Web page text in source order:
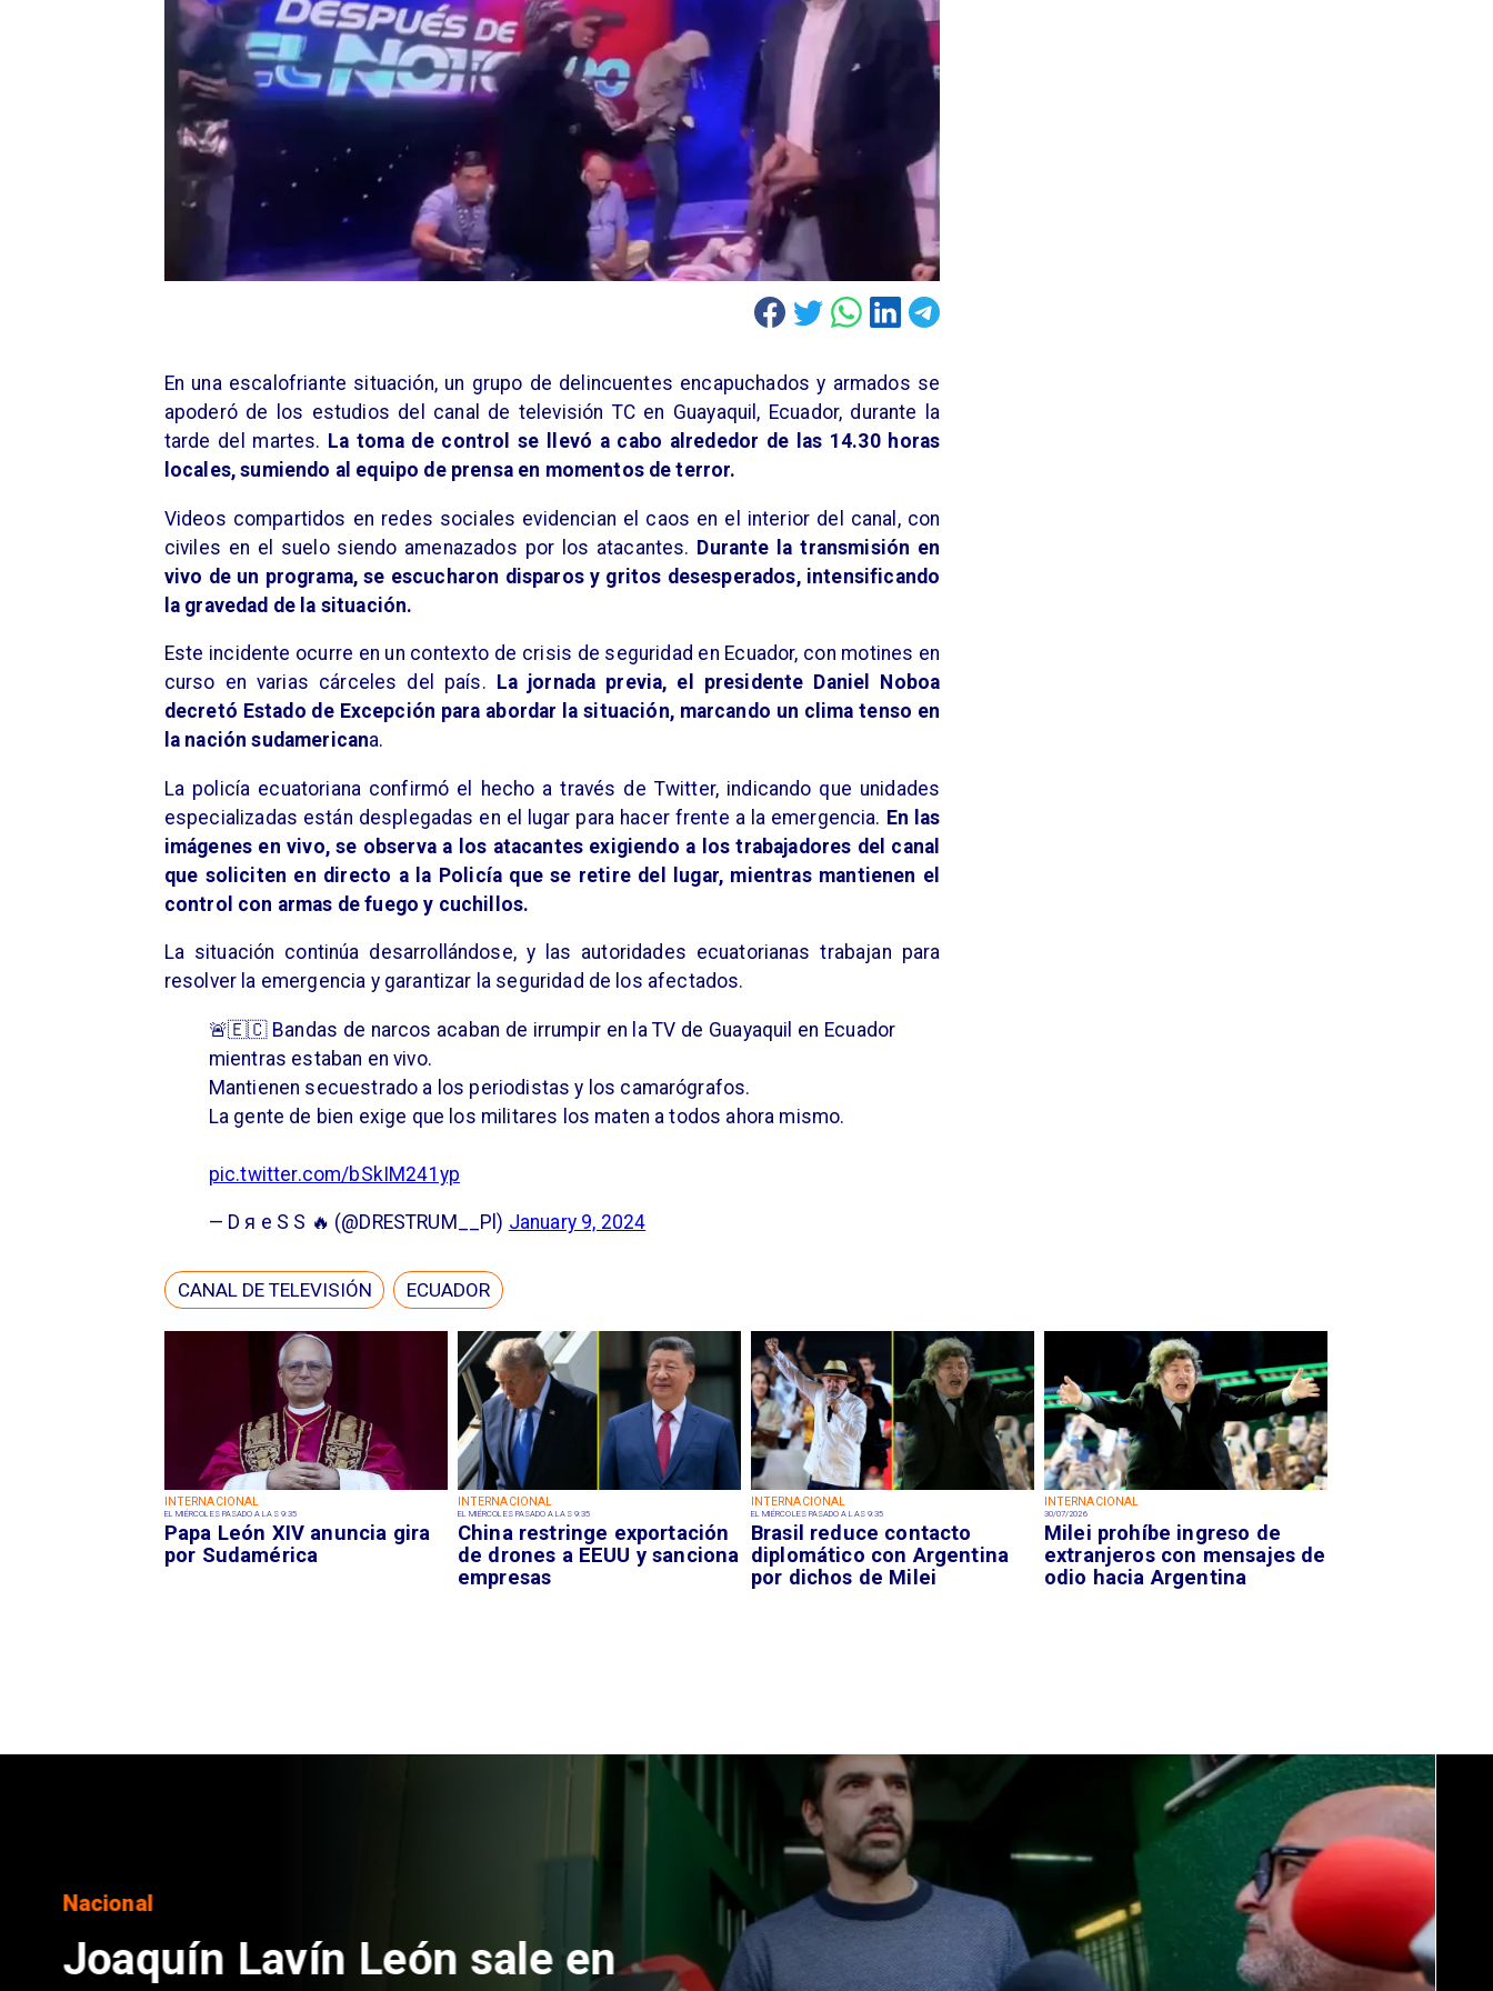
INTERNACIONAL
EL MIÉRCOLES PASADO A LAS 9:35
Papa León XIV anuncia gira
por Sudamérica
INTERNACIONAL
EL MIÉRCOLES PASADO A LAS 9:35
China restringe exportación
de drones a EEUU y sanciona
empresas
INTERNACIONAL
EL MIÉRCOLES PASADO A LAS 9:35
Brasil reduce contacto
diplomático con Argentina
por dichos de Milei
INTERNACIONAL
30/07/2026
Milei prohíbe ingreso de
extranjeros con mensajes de
odio hacia Argentina
En una escalofriante situación, un grupo de delincuentes encapuchados y armados se
apoderó de los estudios del canal de televisión TC en Guayaquil, Ecuador, durante la
tarde del martes. La toma de control se llevó a cabo alrededor de las 14.30 horas
locales, sumiendo al equipo de prensa en momentos de terror.
​Videos compartidos en redes sociales evidencian el caos en el interior del canal, con
civiles en el suelo siendo amenazados por los atacantes. Durante la transmisión en
vivo de un programa, se escucharon disparos y gritos desesperados, intensificando
la gravedad de la situación.
​Este incidente ocurre en un contexto de crisis de seguridad en Ecuador, con motines en
curso en varias cárceles del país.
La jornada previa, el presidente Daniel Noboa
decretó Estado de Excepción para abordar la situación, marcando un clima tenso en
la nación sudamericana.
La policía ecuatoriana confirmó el hecho a través de Twitter, indicando que unidades
especializadas están desplegadas en el lugar para hacer frente a la emergencia. En las
imágenes en vivo, se observa a los atacantes exigiendo a los trabajadores del canal
que soliciten en directo a la Policía que se retire del lugar, mientras mantienen el
control con armas de fuego y cuchillos.
La situación continúa desarrollándose, y las autoridades ecuatorianas trabajan para
resolver la emergencia y garantizar la seguridad de los afectados.
🚨🇪🇨 Bandas de narcos acaban de irrumpir en la TV de Guayaquil en Ecuador
mientras estaban en vivo.
Mantienen secuestrado a los periodistas y los camarógrafos.
La gente de bien exige que los militares los maten a todos ahora mismo.
pic.twitter.com/bSkIM241yp
— D я e S S 🔥 (@DRESTRUM__Pl) January 9, 2024
CANAL DE TELEVISIÓN ECUADOR
Nacional
Chile y Venezuela formalizan